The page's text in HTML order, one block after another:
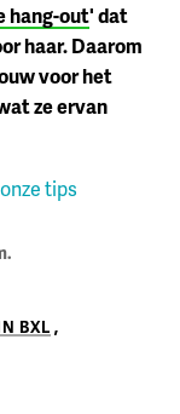
hang-out' dat
haar. Daarom
voor het
ze ervan
tips
BXL ,